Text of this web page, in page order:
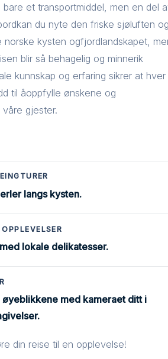
et transportmiddel, men en del
du nyte den friske sjøluften
kysten ogfjordlandskapet,
blir så behagelig og minnerik
kunnskap og erfaring sikrer at hver
til åoppfylle ønskene og
gjester.
langs kysten.
lokale delikatesser.
øyeblikkene med kameraet ditt i
din reise til en opplevelse!